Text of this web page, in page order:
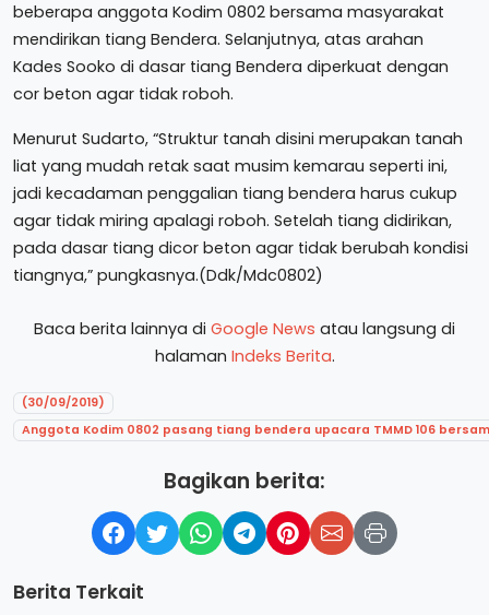
beberapa anggota Kodim 0802 bersama masyarakat
mendirikan tiang Bendera. Selanjutnya, atas arahan
Kades Sooko di dasar tiang Bendera diperkuat dengan
cor beton agar tidak roboh.
Menurut Sudarto, “Struktur tanah disini merupakan tanah
liat yang mudah retak saat musim kemarau seperti ini,
jadi kecadaman penggalian tiang bendera harus cukup
agar tidak miring apalagi roboh. Setelah tiang didirikan,
pada dasar tiang dicor beton agar tidak berubah kondisi
tiangnya,” pungkasnya.(Ddk/Mdc0802)
Baca berita lainnya di Google News atau langsung di
halaman Indeks Berita.
(30/09/2019)
Anggota Kodim 0802 pasang tiang bendera upacara TMMD 106
Bagikan berita:
Berita Terkait